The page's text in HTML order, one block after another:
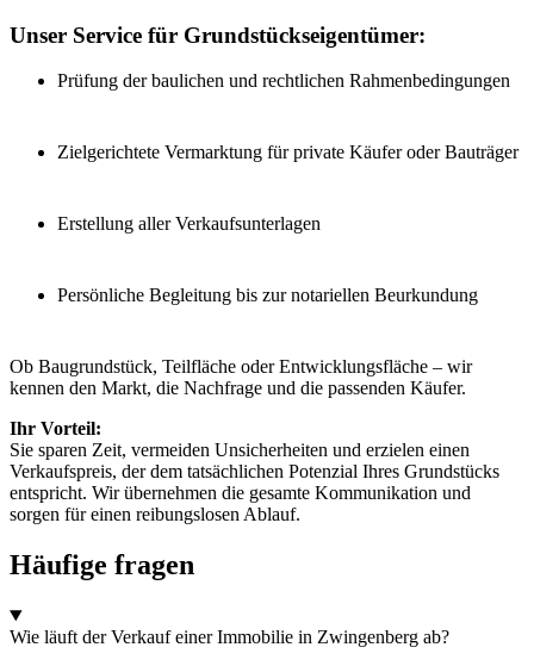
Unser Service für Grundstückseigentümer:
Prüfung der baulichen und rechtlichen Rahmenbedingungen
Zielgerichtete Vermarktung für private Käufer oder Bauträger
Erstellung aller Verkaufsunterlagen
Persönliche Begleitung bis zur notariellen Beurkundung
Ob Baugrundstück, Teilfläche oder Entwicklungsfläche – wir
kennen den Markt, die Nachfrage und die passenden Käufer.
Ihr Vorteil:
Sie sparen Zeit, vermeiden Unsicherheiten und erzielen einen
Verkaufspreis, der dem tatsächlichen Potenzial Ihres Grundstücks
entspricht. Wir übernehmen die gesamte Kommunikation und
sorgen für einen reibungslosen Ablauf.
Häufige fragen
Wie läuft der Verkauf einer Immobilie in Zwingenberg ab?